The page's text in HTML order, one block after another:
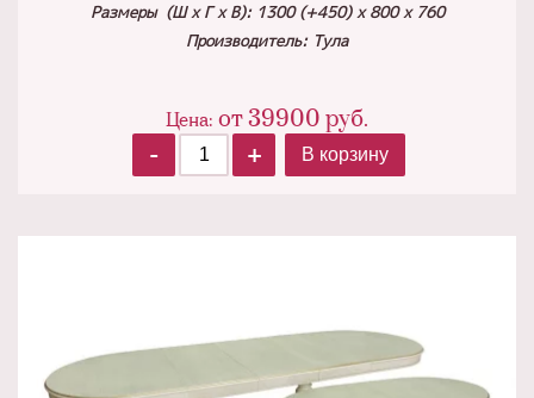
Размеры (Ш х Г хВ): 1300 (+450) х 800 х 760
Производитель: Тула
Цена: от39900 руб.
-
+ В корзину